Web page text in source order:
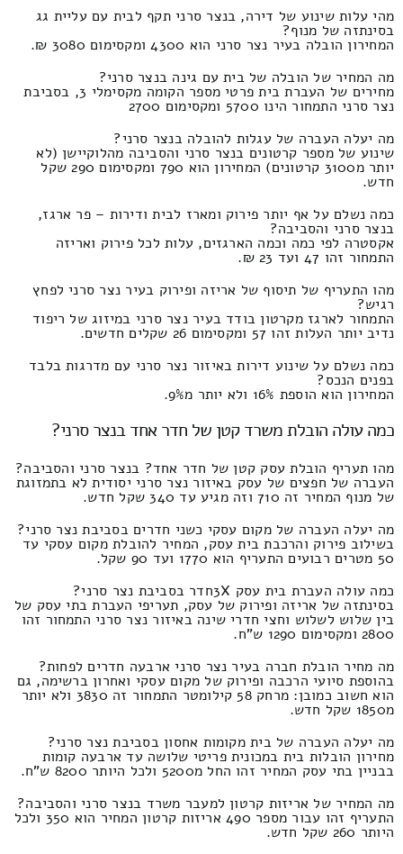
מהי עלות שינוע של דירה, בנצר סרני תקף לבית עם עליית גג
בסינתזה של מנוף?
המחירון הובלה בעיר נצר סרני הוא 4300 ומקסימום 3080 ₪.
מה המחיר של הובלה של בית עם גינה בנצר סרני?
מחירים של העברת בית פרטי מספר הקומה מקסימלי 3, בסביבת
נצר סרני התמחור הינו 5700 ומקסימום 2700
מה יעלה העברה של עגלות להובלה בנצר סרני?
שינוע של מספר קרטונים בנצר סרני והסביבה מהלוקיישן (לא
יותר מ3100 קרטונים) המחירון הוא 790 ומקסימום 290 שקל
חדש.
כמה נשלם על אף יותר פירוק ומארז לבית ודירות – פר ארגז,
בנצר סרני והסביבה?
אקסטרה לפי כמה וכמה הארגזים, עלות לכל פירוק ואריזה
התמחור זהו 47 ועד 23 ₪.
מהו התעריף של תיסוף של אריזה ופירוק בעיר נצר סרני לפחץ
רגיש?
התמחור לארגז מקרטון בודד בעיר נצר סרני במיזוג של ריפוד
נדיב יותר העלות זהו 57 ומקסימום 26 שקלים חדשים.
כמה נשלם על שינוע דירות באיזור נצר סרני עם מדרגות בלבד
בפנים הנכס?
המחירון הוא הוספת 16% ולא יותר מ9%.
כמה עולה הובלת משרד קטן של חדר אחד בנצר סרני?
מהו תעריף הובלת עסק קטן של חדר אחד? בנצר סרני והסביבה?
העברה של חפצים של עסק באיזור נצר סרני יסודית לא בתמזוגת
של מנוף המחיר זה 710 וזה מגיע עד 340 שקל חדש.
מה יעלה העברה של מקום עסקי כשני חדרים בסביבת נצר סרני?
בשילוב פירוק והרכבת בית עסק, המחיר להובלת מקום עסקי עד
50 מטרים רבועים התעריף הוא 1770 ועד 90 שקל.
כמה עולה העברת בית עסק 3Xחדר בסביבת נצר סרני?
בסינתזה של אריזה ופירוק של עסק, תעריפי העברת בתי עסק של
בין שלוש לשלוש וחצי חדרי שינה באיזור נצר סרני התמחור זהו
2800 ומקסימום 1290 ש"ח.
מה מחיר הובלת חברה בעיר נצר סרני ארבעה חדרים לפחות?
בהוספת סיועי הרכבה ופירוק של מקום עסקי ואחרון ברשימה, גם
הוא חשוב כמובן: מרחק 58 קילומטר התמחור זה 3830 ולא יותר
מ1850 שקל חדש.
מה יעלה העברה של בית מקומות אחסון בסביבת נצר סרני?
מחירון הובלות בית במכונית פריטי שלושה עד ארבעה קומות
בבניין בתי עסק המחיר זהו החל מ5200 ולכל היותר 8200 ש"ח.
מה המחיר של אריזות קרטון למעבר משרד בנצר סרני והסביבה?
התעריף זהו עבור מספר 490 אריזות קרטון המחיר הוא 350 ולכל
היותר 260 שקל חדש.